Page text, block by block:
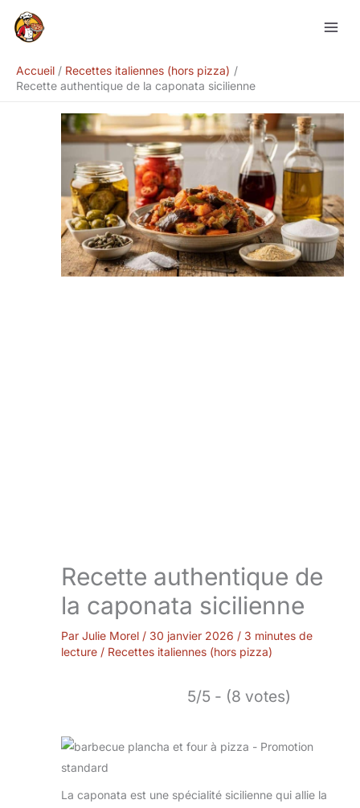
Accueil
Recettes italiennes (hors pizza)
Recette authentique de la caponata sicilienne
Recette authentique de
la caponata sicilienne
Par Julie Morel / 30 janvier 2026 / 3 minutes de
lecture / Recettes italiennes (hors pizza)
5/5 - (8 votes)
La caponata est une spécialité sicilienne qui allie la
Rechercher